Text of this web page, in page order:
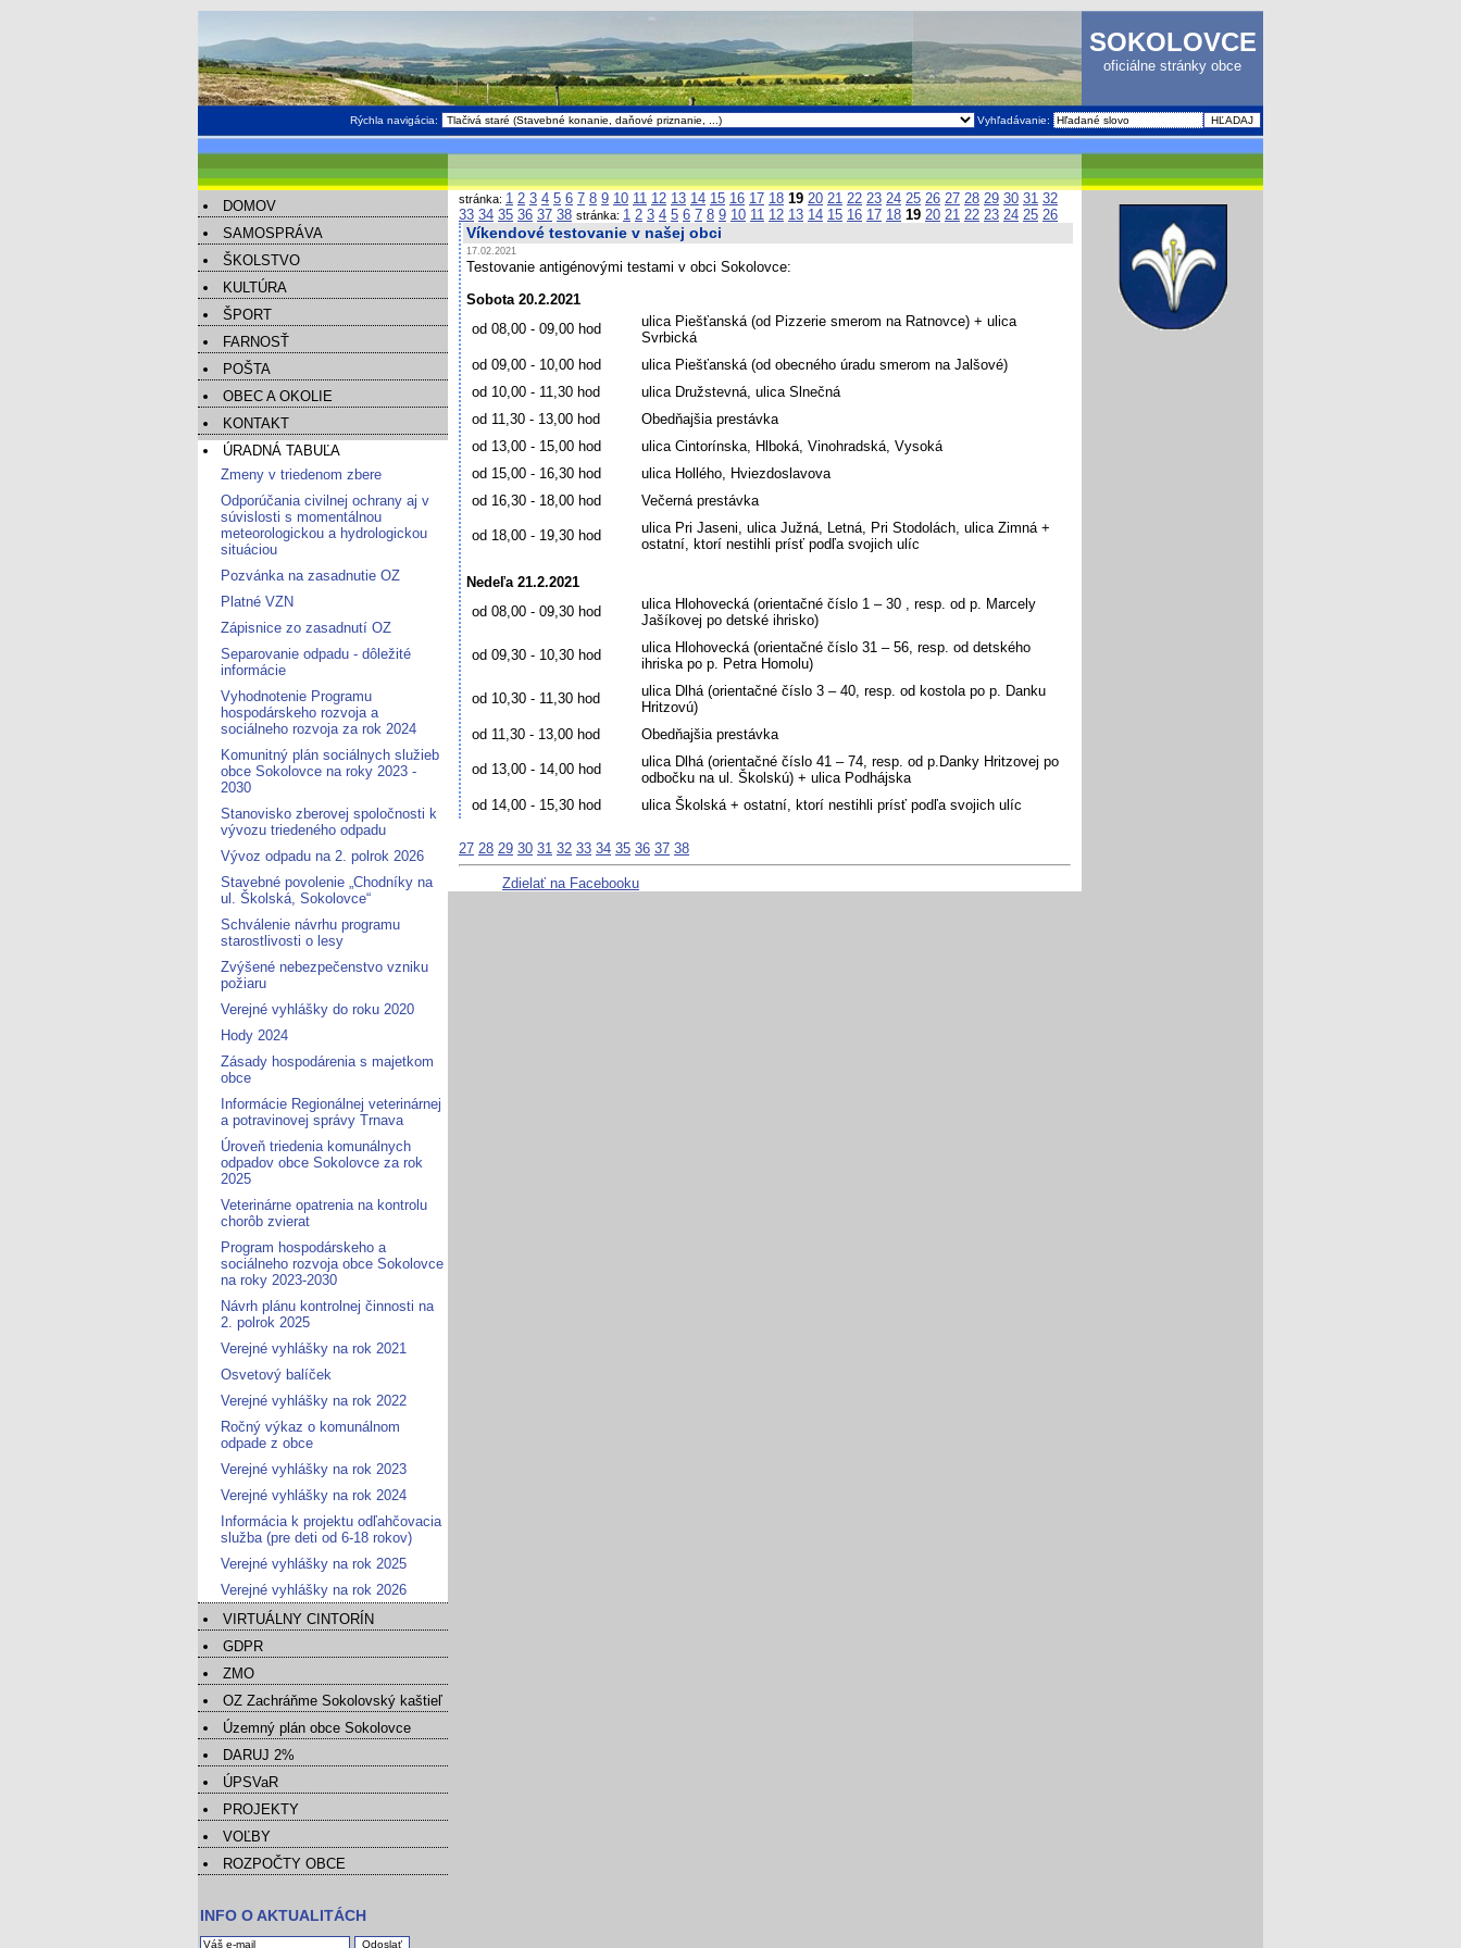
SOKOLOVCE
oficiálne stránky obce
Vyhľadávanie:
Rýchla navigácia:
DOMOV
SAMOSPRÁVA
ŠKOLSTVO
KULTÚRA
ŠPORT
FARNOSŤ
POŠTA
OBEC A OKOLIE
KONTAKT
ÚRADNÁ TABUĽA
Zmeny v triedenom zbere
Odporúčania civilnej ochrany aj v
súvislosti s momentálnou
meteorologickou a hydrologickou
situáciou
Pozvánka na zasadnutie OZ
Platné VZN
Zápisnice zo zasadnutí OZ
Separovanie odpadu - dôležité
informácie
Vyhodnotenie Programu
hospodárskeho rozvoja a
sociálneho rozvoja za rok 2024
Komunitný plán sociálnych služieb
obce Sokolovce na roky 2023 -
2030
Stanovisko zberovej spoločnosti k
vývozu triedeného odpadu
Vývoz odpadu na 2. polrok 2026
Stavebné povolenie „Chodníky na
ul. Školská, Sokolovce“
Schválenie návrhu programu
starostlivosti o lesy
Zvýšené nebezpečenstvo vzniku
požiaru
Verejné vyhlášky do roku 2020
Hody 2024
Zásady hospodárenia s majetkom
obce
Informácie Regionálnej veterinárnej
a potravinovej správy Trnava
Úroveň triedenia komunálnych
odpadov obce Sokolovce za rok
2025
Veterinárne opatrenia na kontrolu
chorôb zvierat
Program hospodárskeho a
sociálneho rozvoja obce Sokolovce
na roky 2023-2030
Návrh plánu kontrolnej činnosti na
2. polrok 2025
Verejné vyhlášky na rok 2021
Osvetový balíček
Verejné vyhlášky na rok 2022
Ročný výkaz o komunálnom
odpade z obce
Verejné vyhlášky na rok 2023
Verejné vyhlášky na rok 2024
Informácia k projektu odľahčovacia
služba (pre deti od 6-18 rokov)
Verejné vyhlášky na rok 2025
Verejné vyhlášky na rok 2026
VIRTUÁLNY CINTORÍN
GDPR
ZMO
OZ Zachráňme Sokolovský kaštieľ
Územný plán obce Sokolovce
DARUJ 2%
ÚPSVaR
PROJEKTY
VOĽBY
ROZPOČTY OBCE
INFO O AKTUALITÁCH
stránka: 1 2 3 4 5 6 7 8 9 10 11 12 13 14 15 16 17 18 19 20 21 22 23 24 25 26 27 28 29 30 31 32
33 34 35 36 37 38
Víkendové testovanie v našej obci
17.02.2021
Testovanie antigénovými testami v obci Sokolovce:
Sobota 20.2.2021
od 08,00 - 09,00 hod
ulica Piešťanská (od Pizzerie smerom na Ratnovce) + ulica
Svrbická
od 09,00 - 10,00 hod
ulica Piešťanská (od obecného úradu smerom na Jalšové)
od 10,00 - 11,30 hod
ulica Družstevná, ulica Slnečná
od 11,30 - 13,00 hod
Obedňajšia prestávka
od 13,00 - 15,00 hod
ulica Cintorínska, Hlboká, Vinohradská, Vysoká
od 15,00 - 16,30 hod
ulica Hollého, Hviezdoslavova
od 16,30 - 18,00 hod
Večerná prestávka
od 18,00 - 19,30 hod
ulica Pri Jaseni, ulica Južná, Letná, Pri Stodolách, ulica Zimná +
ostatní, ktorí nestihli prísť podľa svojich ulíc
Nedeľa 21.2.2021
od 08,00 - 09,30 hod
ulica Hlohovecká (orientačné číslo 1 – 30 , resp. od p. Marcely
Jašíkovej po detské ihrisko)
od 09,30 - 10,30 hod
ulica Hlohovecká (orientačné číslo 31 – 56, resp. od detského
ihriska po p. Petra Homolu)
od 10,30 - 11,30 hod
ulica Dlhá (orientačné číslo 3 – 40, resp. od kostola po p. Danku
Hritzovú)
od 11,30 - 13,00 hod
Obedňajšia prestávka
od 13,00 - 14,00 hod
ulica Dlhá (orientačné číslo 41 – 74, resp. od p.Danky Hritzovej po
odbočku na ul. Školskú) + ulica Podhájska
od 14,00 - 15,30 hod
ulica Školská + ostatní, ktorí nestihli prísť podľa svojich ulíc
stránka: 1 2 3 4 5 6 7 8 9 10 11 12 13 14 15 16 17 18 19 20 21 22 23 24 25 26
27 28 29 30 31 32 33 34 35 36 37 38
Zdielať na Facebooku